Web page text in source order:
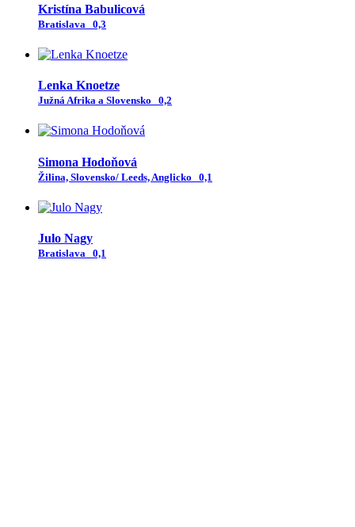
Kristína Babulicová
Bratislava 0,3
Lenka Knoetze
Južná Afrika a Slovensko 0,2
Simona Hodoňová
Žilina, Slovensko/ Leeds, Anglicko 0,1
Julo Nagy
Bratislava 0,1